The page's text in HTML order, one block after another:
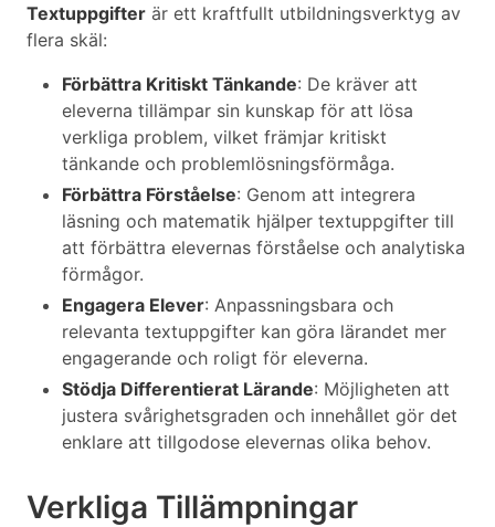
Textuppgifter är ett kraftfullt utbildningsverktyg av
flera skäl:
Förbättra Kritiskt Tänkande: De kräver att
eleverna tillämpar sin kunskap för att lösa
verkliga problem, vilket främjar kritiskt
tänkande och problemlösningsförmåga.
Förbättra Förståelse: Genom att integrera
läsning och matematik hjälper textuppgifter till
att förbättra elevernas förståelse och analytiska
förmågor.
Engagera Elever: Anpassningsbara och
relevanta textuppgifter kan göra lärandet mer
engagerande och roligt för eleverna.
Stödja Differentierat Lärande: Möjligheten att
justera svårighetsgraden och innehållet gör det
enklare att tillgodose elevernas olika behov.
Verkliga Tillämpningar